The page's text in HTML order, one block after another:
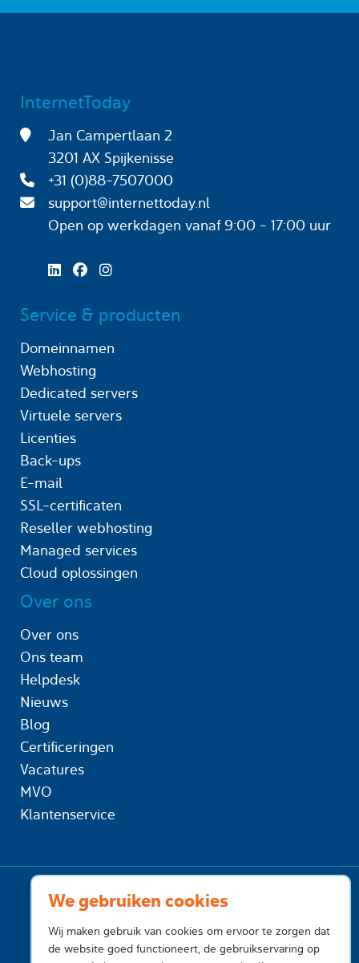
We gebruiken cookies
Wij maken gebruik van cookies om ervoor te zorgen dat
de website goed functioneert, de gebruikservaring op
InternetToday
Jan Campertlaan 2
3201 AX Spijkenisse
+31 (0)88-7507000
support@internettoday.nl
Open op werkdagen
vanaf 9:00 - 17:00 uur
Service & producten
Domeinnamen
Webhosting
Dedicated servers
Virtuele servers
Licenties
Back-ups
E-mail
SSL-certificaten
Reseller webhosting
Managed services
Cloud oplossingen
Over ons
Over ons
Ons team
Helpdesk
Nieuws
Blog
Certificeringen
Vacatures
MVO
Klantenservice